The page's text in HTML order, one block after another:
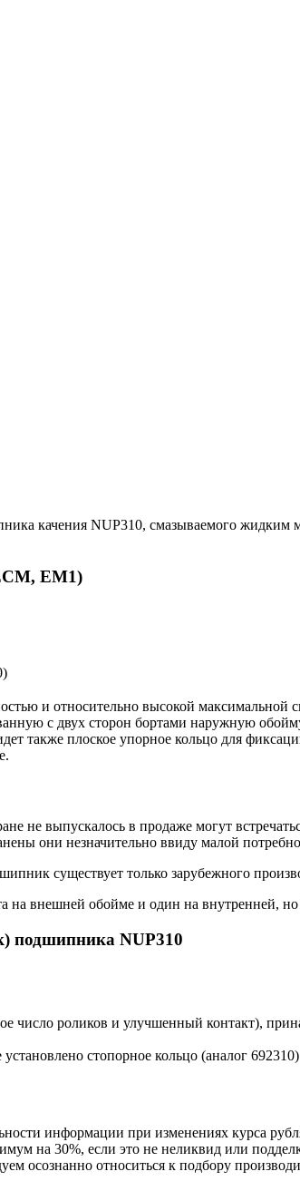
качения NUP310, смазываемого жидким
EM1)
и относительно высокой
с двух сторон бортами наружную
также плоское упорное кольцо для
не выпускалось в продаже могут
они незначительно ввиду малой
существует только зарубежного
на внешней обойме и один на внутренней,
подшипника NUP310
число роликов и улучшенный контакт),
стопорное кольцо (аналог 692310)
информации при изменениях курса
на 30%, если это не неликвид или
осознанно относиться к подбору